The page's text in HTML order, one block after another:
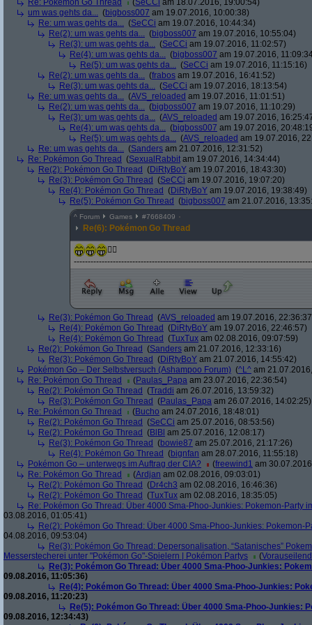
Re: Pokémon Go Thread
(SeCCi am 18.07.2016, 19:00:54)
um was gehts da... (bigboss007 am 19.07.2016, 10:00:38)
Re: um was gehts da... (SeCCi am 19.07.2016, 10:44:34)
Re(2): um was gehts da... (bigboss007 am 19.07.2016, 10:55:04)
Re(3): um was gehts da... (SeCCi am 19.07.2016, 11:02:57)
Re(4): um was gehts da... (bigboss007 am 19.07.2016,
Re(5): um was gehts da... (SeCCi am 19.07.2016, 11:15:16)
Re(2): um was gehts da... (frabos am 19.07.2016, 16:41:52)
Re(3): um was gehts da... (SeCCi am 19.07.2016, 18:13:54)
Re: um was gehts da... (AVS_reloaded am 19.07.2016, 11:01:51)
Re(2): um was gehts da... (bigboss007 am 19.07.2016, 11:10:29)
Re(3): um was gehts da... (AVS_reloaded am 19.07.2016,
Re(4): um was gehts da... (bigboss007 am 19.07.2016,
Re(5): um was gehts da... (AVS_reloaded am 19.07.2016,
Re: um was gehts da... (Sanders am 21.07.2016, 12:31:52)
Re: Pokémon Go Thread (SexualRabbit am 19.07.2016, 14:34:44)
Re(2): Pokémon Go Thread (DiRtyBoY am 19.07.2016, 18:43:30)
Re(3): Pokémon Go Thread (SeCCi am 19.07.2016, 19:07:20)
Re(4): Pokémon Go Thread (DiRtyBoY am 19.07.2016, 19:38:49)
Re(5): Pokémon Go Thread (bigboss007 am 21.07.2016,
^ Forum Games #7668409
Re(6): Pokémon Go Thread
👍🏽
Re(3): Pokémon Go Thread (AVS_reloaded am 19.07.2016,
Re(4): Pokémon Go Thread (DiRtyBoY am 19.07.2016, 22:46:57)
Re(4): Pokémon Go Thread (TuxTux am 02.08.2016, 09:07:59)
Re(2): Pokémon Go Thread (Sanders am 21.07.2016, 12:33:16)
Re(3): Pokémon Go Thread (DiRtyBoY am 21.07.2016, 14:55:42)
Pokémon Go – Der Selbstversuch (Ashampoo Forum) (^L^ am
Re: Pokémon Go Thread
(Paulas_Papa am 23.07.2016, 22:36:54)
Re(2): Pokémon Go Thread (Traddi am 26.07.2016, 13:59:32)
Re(3): Pokémon Go Thread (Paulas_Papa am 26.07.2016, 14:02:25)
Re: Pokémon Go Thread
(Bucho am 24.07.2016, 18:48:01)
Re(2): Pokémon Go Thread (SeCCi am 25.07.2016, 08:53:56)
Re(2): Pokémon Go Thread (BlBl am 25.07.2016, 12:08:17)
Re(3): Pokémon Go Thread (bowie87 am 25.07.2016, 21:17:26)
Re(4): Pokémon Go Thread (bignfan am 28.07.2016, 11:55:18)
Pokémon Go – unterwegs im Auftrag der CIA?
(freewind1 am
Re: Pokémon Go Thread
(Ardjan am 02.08.2016, 09:03:01)
Re(2): Pokémon Go Thread (Dr4ch3 am 02.08.2016, 16:46:36)
Re(2): Pokémon Go Thread (TuxTux am 02.08.2016, 18:35:05)
Re: Pokémon Go Thread: Über 4000 Sma-Phoo-Junkies: Pokemon-Party
03.08.2016, 01:05:41)
Re(2): Pokémon Go Thread: Über 4000 Sma-Phoo-Junkies: Pokemon-
04.08.2016, 09:53:04)
Re(3): Pokémon Go Thread: Depersonalisation, “Satanisches”
Messerstecherei unter "Pokémon Go"-Spielern | Pokémon Partys
(
Re(3): Pokémon Go Thread: Über 4000 Sma-Phoo-Junkies:
09.08.2016, 11:05:36)
Re(4): Pokémon Go Thread: Über 4000 Sma-Phoo-Junkies:
09.08.2016, 11:20:23)
Re(5): Pokémon Go Thread: Über 4000 Sma-Phoo-Junkies:
09.08.2016, 12:34:43)